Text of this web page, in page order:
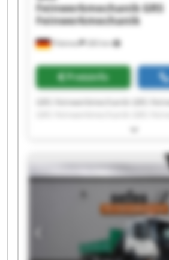
Pöttmes 283 km
FeinwerkmechanikGRS
Feinwerkmechanik
Preisinfo
GRS Feinwerkmechanik GRS
GRS Feinwerkmechanik GRS
GRS Feinwerkmechanik GRS
GRS Feinwerkmechanik GRS
GRS Feinwerkmechanik GRS
GRS Feinwerkmechanik GRS
GRS Feinwerkmechanik GRS
GRS Feinwerkmechanik GRS